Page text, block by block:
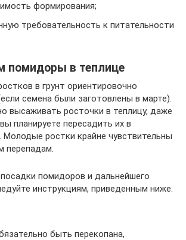
формирования;
требовательность к питательности
помидоры в теплице
в грунт ориентировочно
семена были заготовлены в марте).
высаживать росточки в теплицу, даже
планируете пересадить их в
Молодые ростки крайне чувствительны
перепадам.
помидоров и дальнейшего
инструкциям, приведенным ниже.
быть перекопана,